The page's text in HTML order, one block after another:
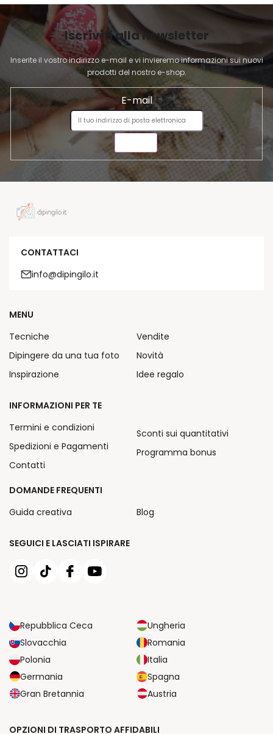
G
N
A
Iscriviti alla newsletter
Inserite il vostro indirizzo e-mail e vi invieremo informazioni sui nuovi
prodotti del nostro e-shop.
E-mail
CONTATTACI
info@dipingilo.it
SEGUICI E LASCIATI ISPIRARE
Repubblica Ceca
Ungheria
Slovacchia
Romania
Polonia
Italia
Germania
Spagna
Gran Bretannia
Austria
MENU
Tecniche
Dipingere da una tua foto
Inspirazione
Vendite
Novità
Idee regalo
INFORMAZIONI PER TE
Termini e condizioni
Spedizioni e Pagamenti
Contatti
Sconti sui quantitativi
Programma bonus
DOMANDE FREQUENTI
Guida creativa
Blog
OPZIONI DI TRASPORTO AFFIDABILI